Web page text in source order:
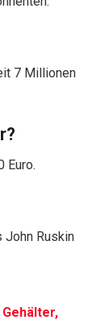
7 Millionen
Euro.
John Ruskin